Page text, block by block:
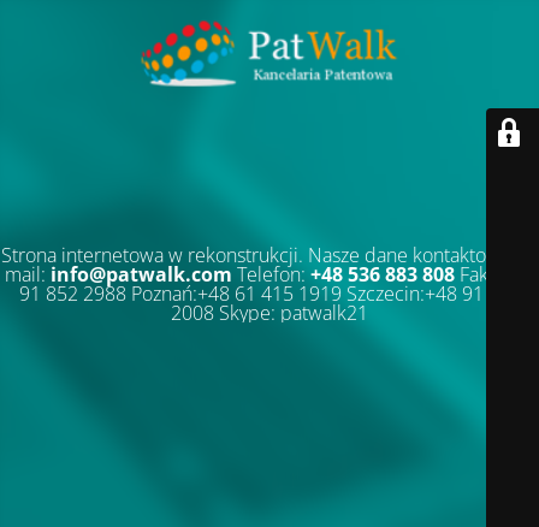
Strona internetowa w rekonstrukcji. Nasze dane kontaktowe: E-
mail: info@patwalk.com Telefon: +48 536 883 808 Faks:+48
91 852 2988 Poznań:+48 61 415 1919 Szczecin:+48 91 852
2008 Skype: patwalk21